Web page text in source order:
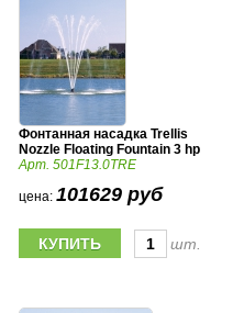
Фонтанная насадка Trellis
Nozzle Floating Fountain 3 hp
Арт. 501F13.0TRE
цена: 101629 руб
шт.